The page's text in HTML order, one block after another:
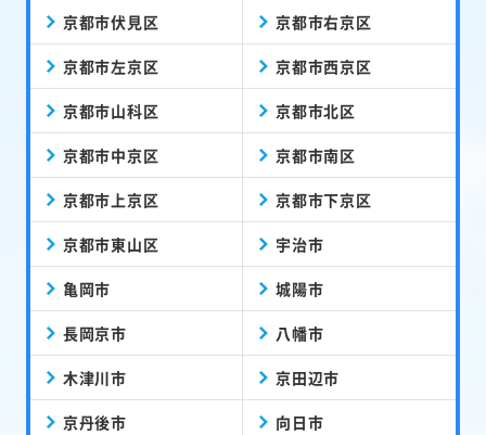
京都市伏見区 京都市右京区
京都市左京区 京都市西京区
京都市山科区 京都市北区
京都市中京区 京都市南区
京都市上京区 京都市下京区
京都市東山区 宇治市
亀岡市 城陽市
長岡京市 八幡市
木津川市 京田辺市
京丹後市 向日市